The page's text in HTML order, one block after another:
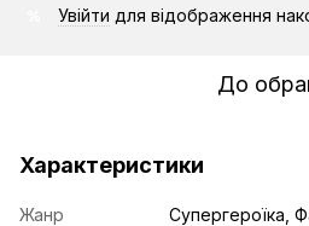
Увійти для відображення
До
Характеристики
Жанр
Супергероїка,